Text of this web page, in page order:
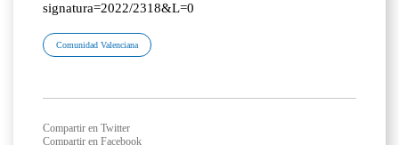
signatura=2022/2318&L=0
Comunidad Valenciana
Compartir en Twitter
Compartir en Facebook